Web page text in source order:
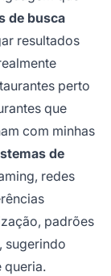
de busca
resultados
perto
que
com minhas
de
redes
padrões
sugerindo
queria.